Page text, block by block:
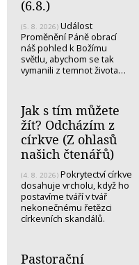
(6.8.)
(5. 8. 2026) Událost
Proměnění Páně obrací
náš pohled k Božímu
světlu, abychom se tak
vymanili z temnot života…
Jak s tím můžete
žít? Odcházím z
církve (Z ohlasů
našich čtenářů)
(4. 8. 2026) Pokrytectví církve
dosahuje vrcholu, když ho
postavíme tváří v tvář
nekonečnému řetězci
církevních skandálů.
Pastorační